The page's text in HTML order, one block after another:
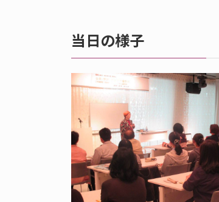
当日の様子